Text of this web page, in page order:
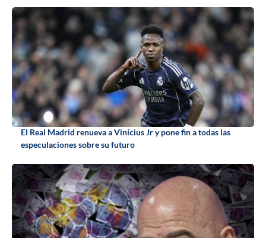
El Real Madrid renueva a Vinícius Jr y pone fin a todas las
especulaciones sobre su futuro